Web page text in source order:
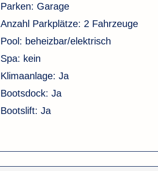
Parken: Garage
Anzahl Parkplätze: 2 Fahrzeuge
Pool: beheizbar/elektrisch
Spa: kein
Klimaanlage: Ja
Bootsdock: Ja
Bootslift: Ja